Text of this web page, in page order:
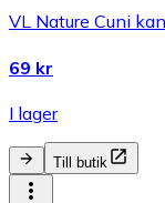
VL Nature Cuni
69 kr
I lager
Till butik